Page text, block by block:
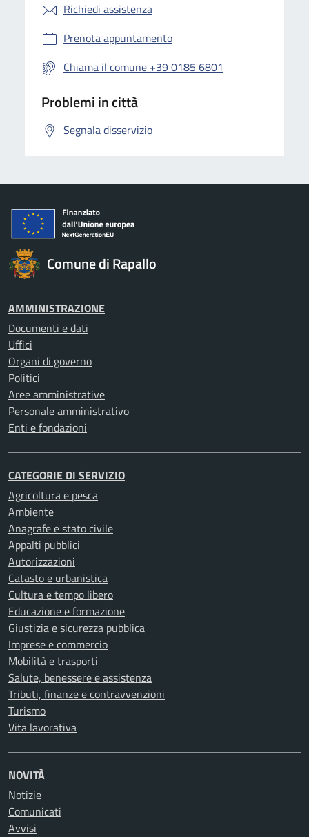
Richiedi assistenza
Prenota appuntamento
Chiama il comune +39 0185 6801
Problemi in città
Segnala disservizio
Comune di Rapallo
AMMINISTRAZIONE
Documenti e dati
Uffici
Organi di governo
Politici
Aree amministrative
Personale amministrativo
Enti e fondazioni
CATEGORIE DI SERVIZIO
Agricoltura e pesca
Ambiente
Anagrafe e stato civile
Appalti pubblici
Autorizzazioni
Catasto e urbanistica
Cultura e tempo libero
Educazione e formazione
Giustizia e sicurezza pubblica
Imprese e commercio
Mobilità e trasporti
Salute, benessere e assistenza
Tributi, finanze e contravvenzioni
Turismo
Vita lavorativa
NOVITÀ
Notizie
Comunicati
Avvisi